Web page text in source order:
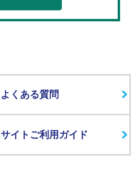
よくある質問
サイトご利用ガイド